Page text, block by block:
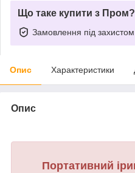
Що таке купити з Пром?
Замовлення під захистом
Опис Характеристики
Опис
Портативний